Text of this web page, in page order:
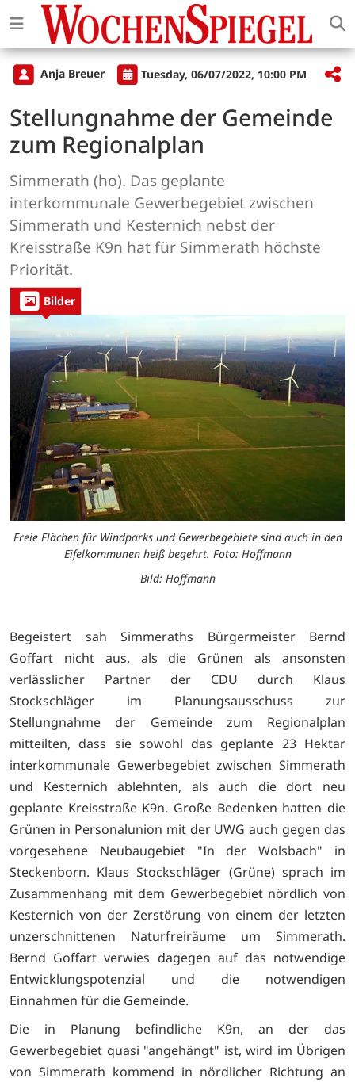
Anja Breuer Tuesday, 06/07/2022, 10:00 PM
Stellungnahme der Gemeinde
zum Regionalplan
Simmerath (ho). Das geplante
interkommunale Gewerbegebiet zwischen
Simmerath und Kesternich nebst der
Kreisstraße K9n hat für Simmerath höchste
Priorität.
Bilder
Freie Flächen für Windparks und Gewerbegebiete sind auch in den
Eifelkommunen heiß begehrt. Foto: Hoffmann
Bild: Hoffmann
Begeistert sah Simmeraths Bürgermeister Bernd
Goffart nicht aus, als die Grünen als ansonsten
verlässlicher Partner der CDU durch Klaus
Stockschläger im Planungsausschuss zur
Stellungnahme der Gemeinde zum Regionalplan
mitteilten, dass sie sowohl das geplante 23 Hektar
interkommunale Gewerbegebiet zwischen Simmerath
und Kesternich ablehnten, als auch die dort neu
geplante Kreisstraße K9n. Große Bedenken hatten die
Grünen in Personalunion mit der UWG auch gegen das
vorgesehene Neubaugebiet "In der Wolsbach" in
Steckenborn. Klaus Stockschläger (Grüne) sprach im
Zusammenhang mit dem Gewerbegebiet nördlich von
Kesternich von der Zerstörung von einem der letzten
unzerschnittenen Naturfreiräume um Simmerath.
Bernd Goffart verwies dagegen auf das notwendige
Entwicklungspotenzial und die notwendigen
Einnahmen für die Gemeinde.
Die in Planung befindliche K9n, an der das
Gewerbegebiet quasi "angehängt" ist, wird im Übrigen
von Simmerath kommend in nördlicher Richtung an